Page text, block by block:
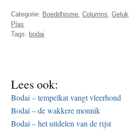
Categorie: Boeddhisme ,Columns ,Geluk
Plas
Tags: bodai
Lees ook:
Bodai – tempelkat vangt vleerhond
Bodai – de wakkere monnik
Bodai – het uitdelen van de rijst